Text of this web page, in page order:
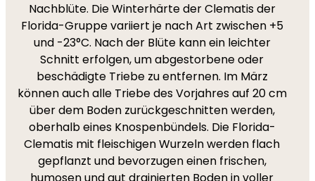
Nachblüte. Die Winterhärte der Clematis der
Florida-Gruppe variiert je nach Art zwischen +5
und -23°C. Nach der Blüte kann ein leichter
Schnitt erfolgen, um abgestorbene oder
beschädigte Triebe zu entfernen. Im März
können auch alle Triebe des Vorjahres auf 20 cm
über dem Boden zurückgeschnitten werden,
oberhalb eines Knospenbündels. Die Florida-
Clematis mit fleischigen Wurzeln werden flach
gepflanzt und bevorzugen einen frischen,